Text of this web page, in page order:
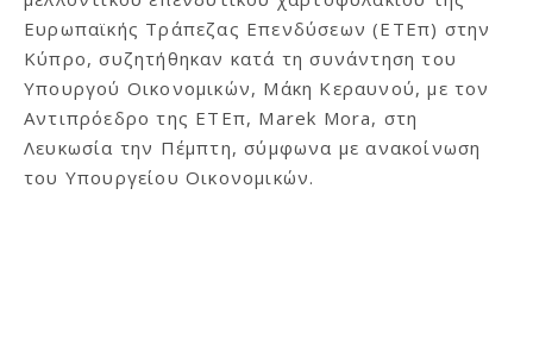
Ευρωπαϊκής Τράπεζας Επενδύσεων (ΕΤΕπ) στην
Κύπρο, συζητήθηκαν κατά τη συνάντηση του
Υπουργού Οικονομικών, Μάκη Κεραυνού, με τον
Αντιπρόεδρο της ΕΤΕπ, Marek Mora, στη
Λευκωσία την Πέμπτη, σύμφωνα με ανακοίνωση
του Υπουργείου Οικονομικών.